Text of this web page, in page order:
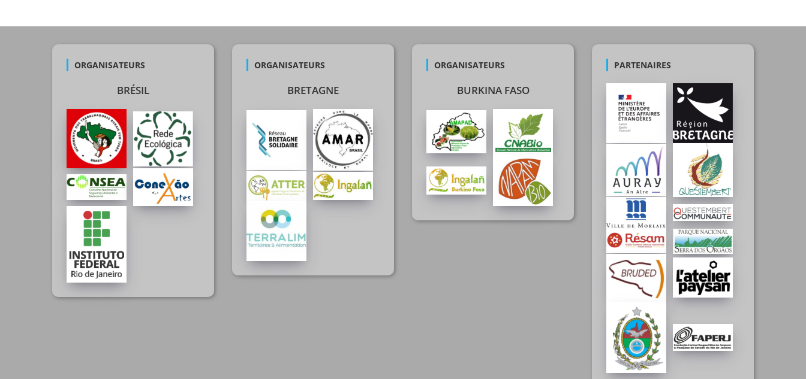
ORGANISATEURS
BRÉSIL
ORGANISATEURS
BRETAGNE
ORGANISATEURS
BURKINA FASO
PARTENAIRES